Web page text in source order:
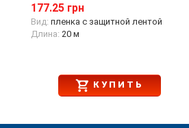
177.25 грн
Вид: пленка с защитной лентой
Длина: 20 м
КУПИТЬ